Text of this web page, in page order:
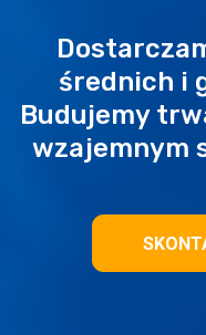
średnich i
Budujemy
wzajemnym